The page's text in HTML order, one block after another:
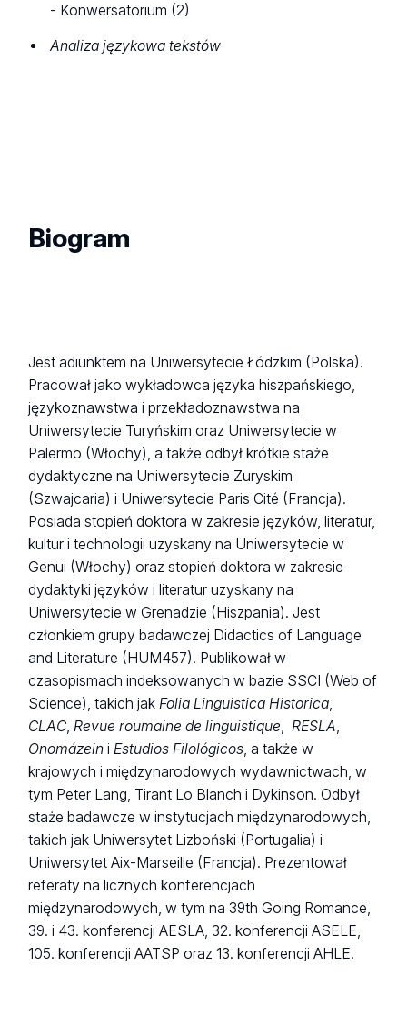
- Konwersatorium (2)
Analiza językowa tekstów
Biogram
Jest adiunktem na Uniwersytecie Łódzkim (Polska).
Pracował jako wykładowca języka hiszpańskiego,
językoznawstwa i przekładoznawstwa na
Uniwersytecie Turyńskim oraz Uniwersytecie w
Palermo (Włochy), a także odbył krótkie staże
dydaktyczne na Uniwersytecie Zuryskim
(Szwajcaria) i Uniwersytecie Paris Cité (Francja).
Posiada stopień doktora w zakresie języków, literatur,
kultur i technologii uzyskany na Uniwersytecie w
Genui (Włochy) oraz stopień doktora w zakresie
dydaktyki języków i literatur uzyskany na
Uniwersytecie w Grenadzie (Hiszpania). Jest
członkiem grupy badawczej Didactics of Language
and Literature (HUM457). Publikował w
czasopismach indeksowanych w bazie SSCI (Web of
Science), takich jakFolia Linguistica Historica,
CLAC, Revue roumaine de linguistique, RESLA,
Onomázein iEstudios Filológicos, a także w
krajowych i międzynarodowych wydawnictwach, w
tym Peter Lang, Tirant Lo Blanch i Dykinson. Odbył
staże badawcze w instytucjach międzynarodowych,
takich jak Uniwersytet Lizboński (Portugalia) i
Uniwersytet Aix-Marseille (Francja). Prezentował
referaty na licznych konferencjach
międzynarodowych, w tym na 39th Going Romance,
39. i 43. konferencji AESLA, 32. konferencji ASELE,
105. konferencji AATSP oraz 13. konferencji AHLE.